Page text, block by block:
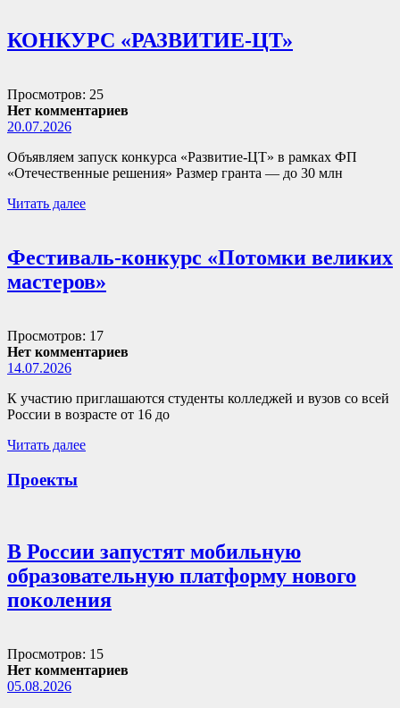
КОНКУРС «РАЗВИТИЕ-ЦТ»
Просмотров: 25
Нет комментариев
20.07.2026
Объявляем запуск конкурса «Развитие-ЦТ» в рамках ФП
«Отечественные решения» Размер гранта — до 30 млн
Читать далее
Фестиваль-конкурс «Потомки великих
мастеров»
Просмотров: 17
Нет комментариев
14.07.2026
К участию приглашаются студенты колледжей и вузов со всей
России в возрасте от 16 до
Читать далее
Проекты
В России запустят мобильную
образовательную платформу нового
поколения
Просмотров: 15
Нет комментариев
05.08.2026